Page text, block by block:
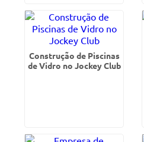
Construção de Piscinas
de Vidro no Jockey Club